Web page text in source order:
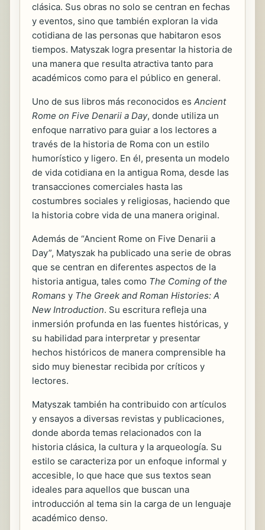
clásica. Sus obras no solo se centran en fechas
y eventos, sino que también exploran la vida
cotidiana de las personas que habitaron esos
tiempos. Matyszak logra presentar la historia de
una manera que resulta atractiva tanto para
académicos como para el público en general.
Uno de sus libros más reconocidos es Ancient
Rome on Five Denarii a Day, donde utiliza un
enfoque narrativo para guiar a los lectores a
través de la historia de Roma con un estilo
humorístico y ligero. En él, presenta un modelo
de vida cotidiana en la antigua Roma, desde las
transacciones comerciales hasta las
costumbres sociales y religiosas, haciendo que
la historia cobre vida de una manera original.
Además de “Ancient Rome on Five Denarii a
Day”, Matyszak ha publicado una serie de obras
que se centran en diferentes aspectos de la
historia antigua, tales como The Coming of the
Romans y The Greek and Roman Histories: A
New Introduction. Su escritura refleja una
inmersión profunda en las fuentes históricas, y
su habilidad para interpretar y presentar
hechos históricos de manera comprensible ha
sido muy bienestar recibida por críticos y
lectores.
Matyszak también ha contribuido con artículos
y ensayos a diversas revistas y publicaciones,
donde aborda temas relacionados con la
historia clásica, la cultura y la arqueología. Su
estilo se caracteriza por un enfoque informal y
accesible, lo que hace que sus textos sean
ideales para aquellos que buscan una
introducción al tema sin la carga de un lenguaje
académico denso.